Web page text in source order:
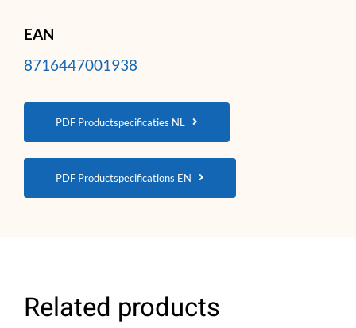
EAN
8716447001938
PDF Productspecificaties NL
PDF Productspecifications EN
Related products